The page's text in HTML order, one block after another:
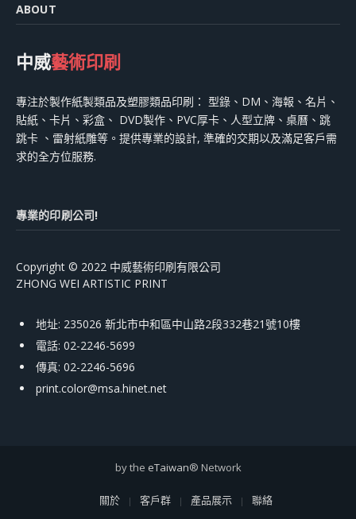
ABOUT
中威藝術印刷
專注於製作紙製類品及塑膠類品印刷： 型錄、DM、海報、名片、
貼紙、卡片、彩盒、 DVD製作、PVC厚卡、人型立牌、桌曆、跳
跳卡 、雷射紙雕等。提供專業的設計, 準確的交期以及滿足客戶需
求的全方位服務.
專業的印刷公司!
Copyright © 2022 中威藝術印刷有限公司
ZHONG WEI ARTISTIC PRINT
地址: 235026 新北市中和區中山路2段332巷21號10樓
電話: 02-2246-5699
傳真: 02-2246-5696
print.color@msa.hinet.net
by the eTaiwan® Network
關於 客戶群 產品展示 聯絡